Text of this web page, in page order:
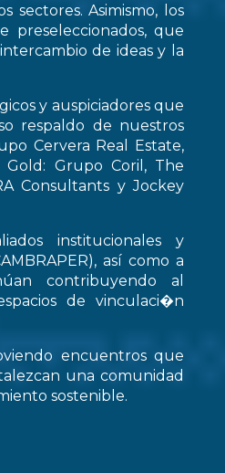
sectores. Asimismo, los
preseleccionados, que
de ideas y la
y auspiciadores que
respaldo de nuestros
Cervera Real Estate,
Grupo Coril, The
Consultants y Jockey
institucionales y
así como a
contribuyendo al
de vinculaci�n
encuentros que
una comunidad
sostenible.